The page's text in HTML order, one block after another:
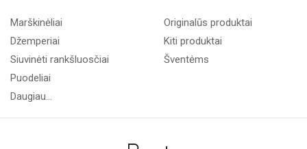
Marškinėliai
Džemperiai
Siuvinėti rankšluosčiai
Puodeliai
Daugiau...
Originalūs produktai
Kiti produktai
Šventėms